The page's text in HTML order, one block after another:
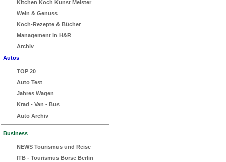
Kitchen Koch Kunst Meister
Wein & Genuss
Koch-Rezepte & Bücher
Management in H&R
Archiv
Autos
TOP 20
Auto Test
Jahres Wagen
Krad - Van - Bus
Auto Archiv
Business
NEWS Tourismus und Reise
ITB - Tourismus Börse Berlin